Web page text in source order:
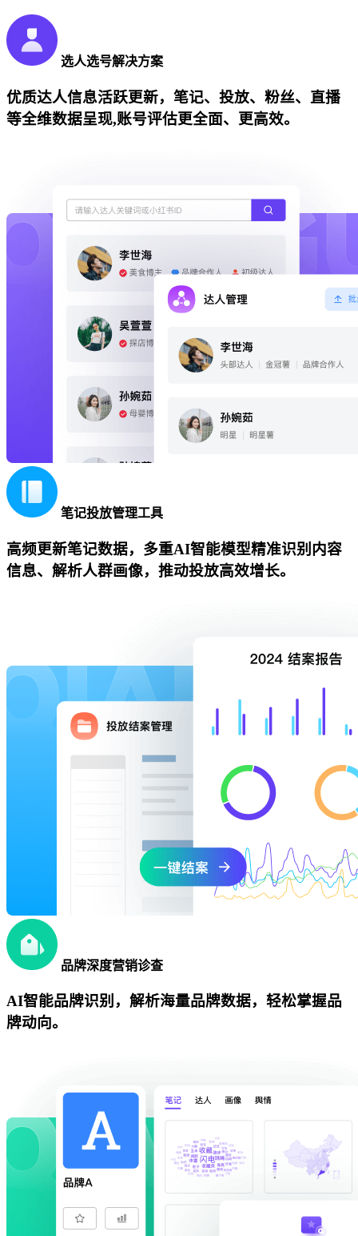
选人选号解决方案
优质达人信息活跃更新，笔记、投放、粉丝、直播
等全维数据呈现,账号评估更全面、更高效。
笔记投放管理工具
高频更新笔记数据，多重AI智能模型精准识别内容
信息、解析人群画像，推动投放高效增长。
品牌深度营销诊查
AI智能品牌识别，解析海量品牌数据，轻松掌握品
牌动向。